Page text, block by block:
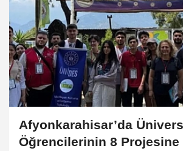
Afyonkarahisar’da
Öğrencilerinin 8 Projesine